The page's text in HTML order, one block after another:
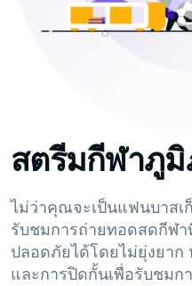
สตรีมกีฬาภู
ไม่ว่าคุณจะเป็นแฟนบาส
รับชมการถ่ายทอดสดกีฬ
ปลอดภัยได้โดยไม่ยุ่งยาก
และการปิดกั้นเพื่อรับชม